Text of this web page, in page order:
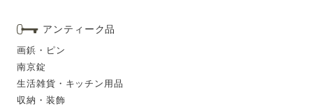
アンティーク品
画鋲・ピン
南京錠
生活雑貨・キッチン用品
収納・装飾